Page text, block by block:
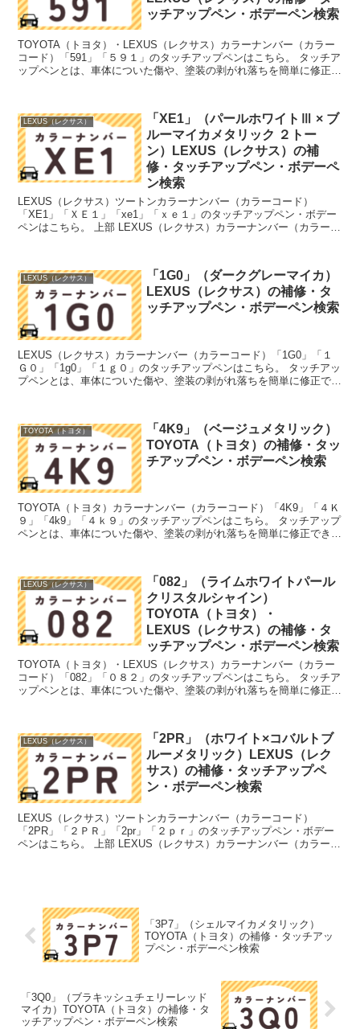
ッチアップペン・ボデーペン検索
TOYOTA（トヨタ）・LEXUS（レクサス）カラーナンバー（カラー
コード）「591」「５９１」のタッチアップペンはこちら。 タッチア
ップペンとは、車体についた傷や、塗装の剥がれ落ちを簡単に修正で
LEXUS（レクサス）
「XE1」（パールホワイトⅢ × ブ
ルーマイカメタリック ２トー
ン）LEXUS（レクサス）の補
修・タッチアップペン・ボデーペ
ン検索
LEXUS（レクサス）ツートンカラーナンバー（カラーコード）
「XE1」「ＸＥ１」「xe1」「ｘｅ１」のタッチアップペン・ボデー
ペンはこちら。 上部 LEXUS（レクサス）カラーナンバー（カラーコ
LEXUS（レクサス）
「1G0」（ダークグレーマイカ）
LEXUS（レクサス）の補修・タ
ッチアップペン・ボデーペン検索
LEXUS（レクサス）カラーナンバー（カラーコード）「1G0」「１
Ｇ０」「1g0」「１ｇ０」のタッチアップペンはこちら。 タッチアッ
プペンとは、車体についた傷や、塗装の剥がれ落ちを簡単に修正でき
TOYOTA（トヨタ）
「4K9」（ベージュメタリック）
TOYOTA（トヨタ）の補修・タッ
チアップペン・ボデーペン検索
TOYOTA（トヨタ）カラーナンバー（カラーコード）「4K9」「４Ｋ
９」「4k9」「４ｋ９」のタッチアップペンはこちら。 タッチアップ
ペンとは、車体についた傷や、塗装の剥がれ落ちを簡単に修正できる
LEXUS（レクサス）
「082」（ライムホワイトパール
クリスタルシャイン）
TOYOTA（トヨタ）・
LEXUS（レクサス）の補修・タ
ッチアップペン・ボデーペン検索
TOYOTA（トヨタ）・LEXUS（レクサス）カラーナンバー（カラー
コード）「082」「０８２」のタッチアップペンはこちら。 タッチア
ップペンとは、車体についた傷や、塗装の剥がれ落ちを簡単に修正で
LEXUS（レクサス）
「2PR」（ホワイト×コバルトブ
ルーメタリック）LEXUS（レク
サス）の補修・タッチアップペ
ン・ボデーペン検索
LEXUS（レクサス）ツートンカラーナンバー（カラーコード）
「2PR」「２ＰＲ」「2pr」「２ｐｒ」のタッチアップペン・ボデー
ペンはこちら。 上部 LEXUS（レクサス）カラーナンバー（カラーコ
「3P7」（シェルマイカメタリック）
TOYOTA（トヨタ）の補修・タッチアッ
プペン・ボデーペン検索
「3Q0」（ブラキッシュチェリーレッド
マイカ）TOYOTA（トヨタ）の補修・タ
ッチアップペン・ボデーペン検索